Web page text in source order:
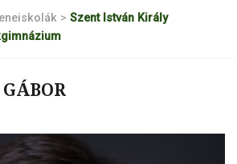
> Szent István Király